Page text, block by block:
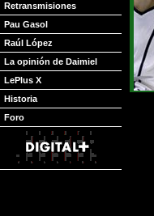
Retransmisiones
Pau Gasol
Raúl López
La opinión de Daimiel
LePlus X
Historia
Foro